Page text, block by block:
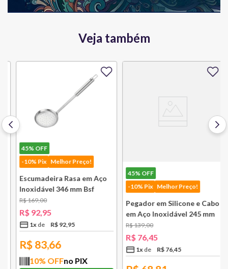
Veja também
45%OFF
-10% Pix Melhor Preço!
Escumadeira Rasa em Aço
Inoxidável 346 mm Bsf
R$169,00
R$92,95
1x R$92,95
R$83,66
10% OFFno PIX
45%OFF
-10% Pix Melhor Preço!
Pegador em Silicone e Cabo
em Aço Inoxidável 245 mm
Bsf
R$139,00
R$76,45
1x R$76,45